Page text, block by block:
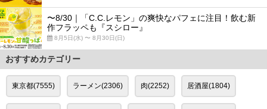
〜8/30｜「C.C.レモン」の爽快なパフェに注目！飲む新
作フラッペも『スシロー』
8月5日(水) 〜 8月30日(日)
おすすめカテゴリー
東京都(7555) ラーメン(2306) 肉(2252) 居酒屋(1804)